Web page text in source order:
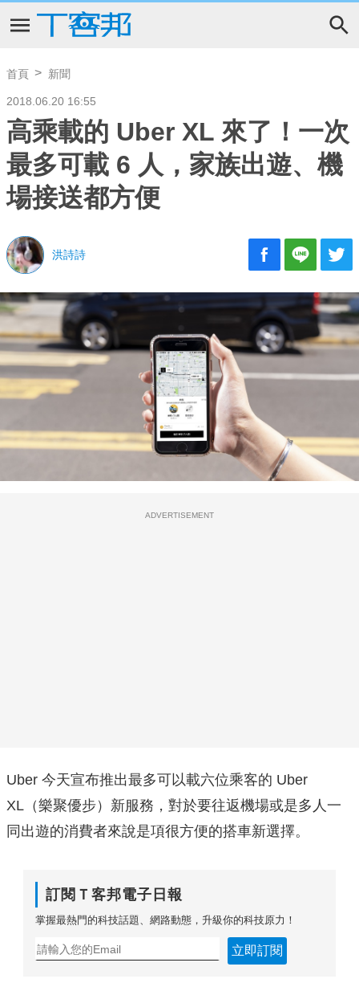
首頁 新聞
2018.06.20 16:55
高乘載的 Uber XL 來了！一次
最多可載 6 人，家族出遊、機
場接送都方便
洪詩詩
ADVERTISEMENT
Uber 今天宣布推出最多可以載六位乘客的 Uber
XL（樂聚優步）新服務，對於要往返機場或是多人一
同出遊的消費者來說是項很方便的搭車新選擇。
訂閱Ｔ客邦電子日報
掌握最熱門的科技話題、網路動態，升級你的科技原力！
立即訂閱